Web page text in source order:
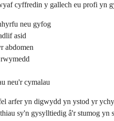
cyffredin y gallech eu profi yn
neu gyfog
asid
abdomen
neu'r cymalau
arfer yn digwydd yn ystod yr
sy'n gysylltiedig â'r stumog yn